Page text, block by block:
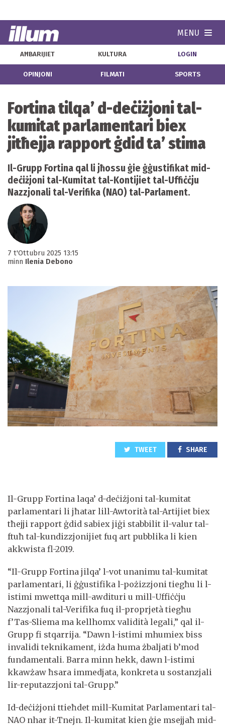
MENU
AĦBARIJIET KULTURA LOGIN
OPINJONI FILMATI SPORTS
Fortina tilqa’ d-deċiżjoni tal-
kumitat parlamentari biex
jitħejja rapport ġdid ta’ stima
Il-Grupp Fortina qal li jħossu ġie ġġustifikat mid-
deċiżjoni tal-Kumitat tal-Kontijiet tal-Uffiċċju
Nazzjonali tal-Verifika (NAO) tal-Parlament.
7 t'Ottubru 2025 13:15
minn Ilenia Debono
TWEET SHARE
Il-Grupp Fortina laqa’ d-deċiżjoni tal-kumitat
parlamentari li jħatar lill-Awtorità tal-Artijiet biex
tħejji rapport ġdid sabiex jiġi stabbilit il-valur tal-
ftuħ tal-kundizzjonijiet fuq art pubblika li kien
akkwista fl-2019.
“Il-Grupp Fortina jilqa’ l-vot unanimu tal-kumitat
parlamentari, li ġġustifika l-pożizzjoni tiegħu li l-
istimi mwettqa mill-awdituri u mill-Uffiċċju
Nazzjonali tal-Verifika fuq il-proprjetà tiegħu
f’Tas-Sliema ma kellhomx validità legali,” qal il-
Grupp fi stqarrija. “Dawn l-istimi mhumiex biss
invalidi teknikament, iżda huma żbaljati b’mod
fundamentali. Barra minn hekk, dawn l-istimi
kkawżaw ħsara immedjata, konkreta u sostanzjali
lir-reputazzjoni tal-Grupp.”
Id-deċiżjoni ttieħdet mill-Kumitat Parlamentari tal-
NAO nhar it-Tnejn. Il-kumitat kien ġie msejjaħ mid-